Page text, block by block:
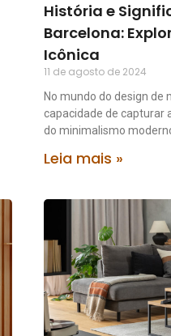
História e
Barcelona:
Icônica
11 de agosto de 2024
No mundo do design de
capacidade de capturar
do minimalismo
Leia mais »